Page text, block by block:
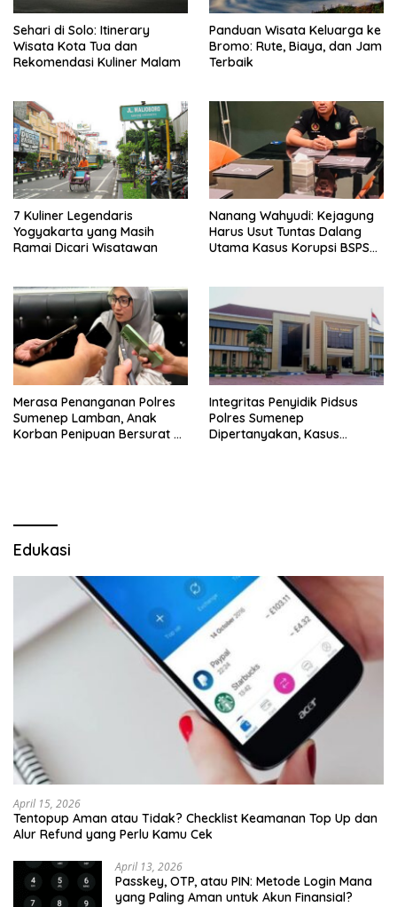
Sehari di Solo: Itinerary
Wisata Kota Tua dan
Rekomendasi Kuliner Malam
Panduan Wisata Keluarga ke
Bromo: Rute, Biaya, dan Jam
Terbaik
7 Kuliner Legendaris
Yogyakarta yang Masih
Ramai Dicari Wisatawan
Nanang Wahyudi: Kejagung
Harus Usut Tuntas Dalang
Utama Kasus Korupsi BSPS
Merasa Penanganan Polres
Sumenep Lamban, Anak
Korban Penipuan Bersurat ke
Integritas Penyidik Pidsus
Polres Sumenep
Dipertanyakan, Kasus
Edukasi
April 15, 2026
Tentopup Aman atau Tidak? Checklist Keamanan Top Up dan
Alur Refund yang Perlu Kamu Cek
April 13, 2026
Passkey, OTP, atau PIN: Metode Login Mana
yang Paling Aman untuk Akun Finansial?